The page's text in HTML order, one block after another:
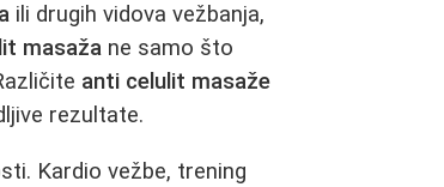
ili drugih vidova vežbanja,
masaža ne samo što
anti celulit masaže
rezultate.
Kardio vežbe, trening